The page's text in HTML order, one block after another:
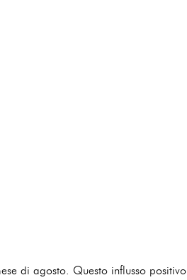
di agosto. Questo influsso positivo